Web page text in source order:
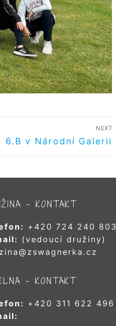
NEXT
Další
6.B v Národní Galerii
– KONTAKT
+420 724 240 803
(vedoucí družiny)
– KONTAKT
+420 311 622 496